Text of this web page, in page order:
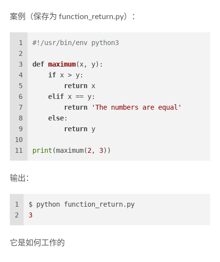
案例（保存为 function_return.py）：
1
2
3
4
5
6
7
8
9
10
11
#!/usr/bin/env python3
def maximum(x, y):
if x > y:
return x
elif x == y:
return
'The numbers are equal'
else:
return y
print (maximum(2, 3))
输出：
1
2
$ python function_return.py
3
它是如何工作的